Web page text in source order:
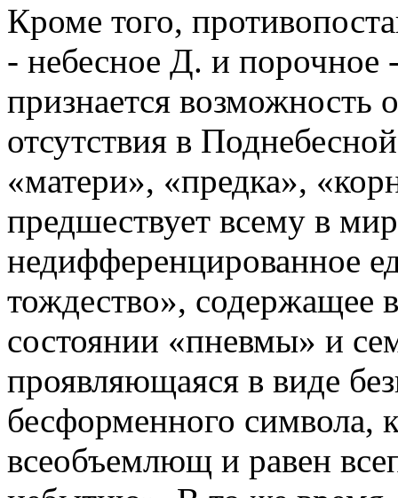
Кроме того,
- небесное Д. и порочное
признается возможность
отсутствия в
«матери», «предка»,
предшествует всему в
недифференцированное
тождество», содержащее
состоянии «пневмы» и
проявляющаяся в виде
бесформенного символа,
всеобъемлющ и равен